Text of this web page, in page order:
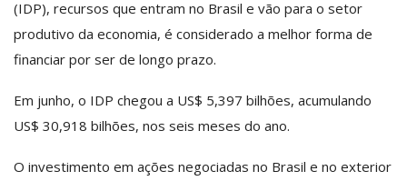
(IDP), recursos que entram no Brasil e vão para o setor
produtivo da economia, é considerado a melhor forma de
financiar por ser de longo prazo.
Em junho, o IDP chegou a US$ 5,397 bilhões, acumulando
US$ 30,918 bilhões, nos seis meses do ano.
O investimento em ações negociadas no Brasil e no exterior